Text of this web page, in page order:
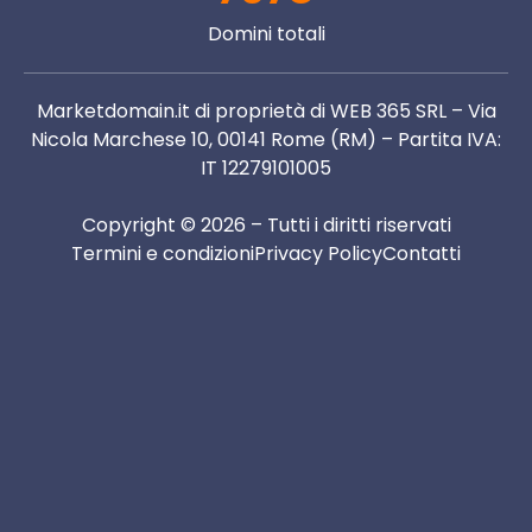
Domini totali
Marketdomain.it di proprietà di WEB 365 SRL – Via
Nicola Marchese 10, 00141 Rome (RM) – Partita IVA:
IT 12279101005
Copyright © 2026 – Tutti i diritti riservati
Termini e condizioniPrivacy PolicyContatti